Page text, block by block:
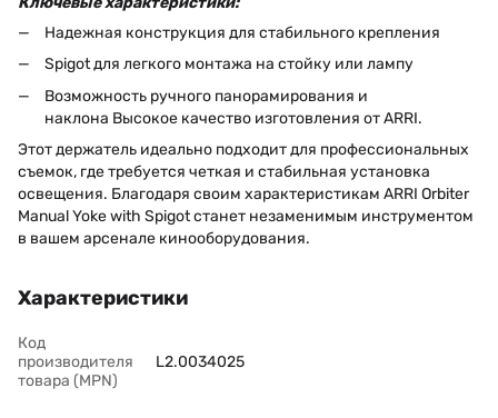
Надежная конструкция для стабильного крепления
Spigot для легкого монтажа на стойку или лампу
Возможность ручного панорамирования и
наклона Высокое качество изготовления от ARRI.
Этот держатель идеально подходит для профессиональных
съемок, где требуется четкая и стабильная установка
освещения. Благодаря своим характеристикам ARRI Orbiter
Manual Yoke with Spigot станет незаменимым инструментом
в вашем арсенале кинооборудования.
Характеристики
Код
производителя
товара (MPN)
L2.0034025